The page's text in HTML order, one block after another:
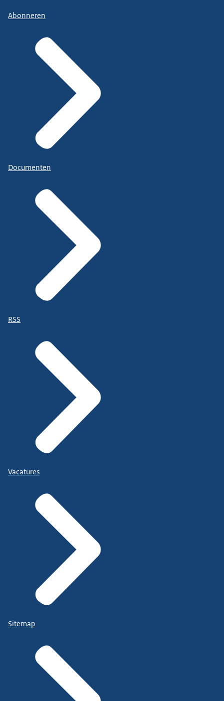
Abonneren
Documenten
RSS
Vacatures
Sitemap